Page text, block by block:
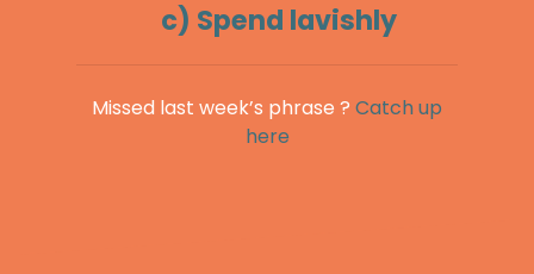
c) Spend lavishly
Missed last week’s phrase ? Catch up
here